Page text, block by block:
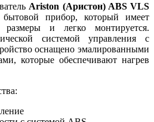
Ariston (Аристон) ABS VLS
прибор, который имеет
размеры и легко монтируется.
системой управления с
оснащено эмалированными
которые обеспечивают нагрев